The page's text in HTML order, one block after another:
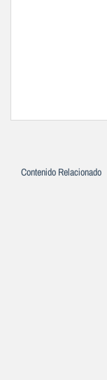
Contenido Relacionado